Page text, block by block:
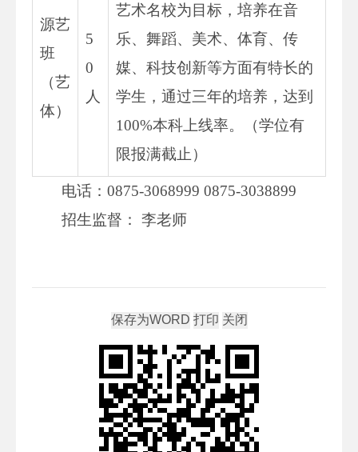
源艺
班
（艺
体）
5
0
人
艺术名校为目标，培养在音
乐、舞蹈、美术、体育、传
媒、科技创新等方面有特长的
学生，通过三年的培养，达到
100%本科上线率。（学位有
限报满截止）
电话：0875-3068999 0875-3038899
招生监督： 李老师